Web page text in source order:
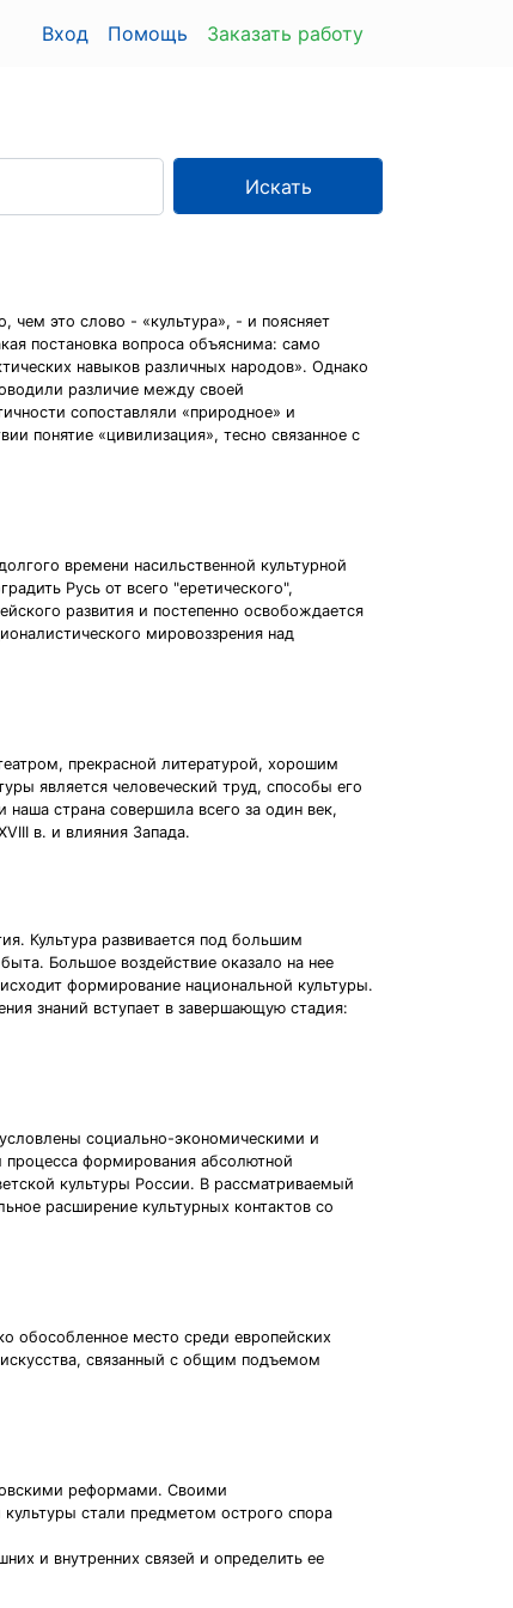
Вход Помощь Заказать работу
Искать
чем это слово - «культура», - и поясняет
постановка вопроса объяснима: само
навыков различных народов». Однако
различие между своей
сопоставляли «природное» и
понятие «цивилизация», тесно связанное с
времени насильственной культурной
Русь от всего "еретического",
развития и постепенно освобождается
мировоззрения над
прекрасной литературой, хорошим
является человеческий труд, способы его
наша страна совершила всего за один век,
в. и влияния Запада.
Культура развивается под большим
Большое воздействие оказало на нее
формирование национальной культуры.
знаний вступает в завершающую стадия:
социально-экономическими и
процесса формирования абсолютной
культуры России. В рассматриваемый
расширение культурных контактов со
обособленное место среди европейских
связанный с общим подъемом
реформами. Своими
стали предметом острого спора
и внутренних связей и определить ее